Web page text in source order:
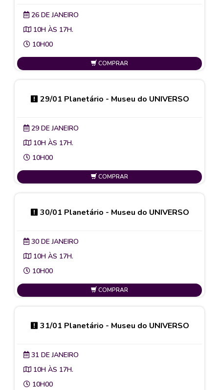
26 DE JANEIRO
10H ÀS 17H.
10H00
COMPRAR
29/01 Planetário - Museu do UNIVERSO
29 DE JANEIRO
10H ÀS 17H.
10H00
COMPRAR
30/01 Planetário - Museu do UNIVERSO
30 DE JANEIRO
10H ÀS 17H.
10H00
COMPRAR
31/01 Planetário - Museu do UNIVERSO
31 DE JANEIRO
10H ÀS 17H.
10H00